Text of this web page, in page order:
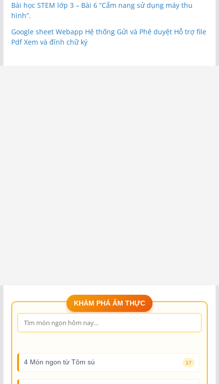
Bài học STEM lớp 3 – Bài 6 “Cẩm nang sử dụng máy thu
hình”.
Google sheet Webapp Hệ thống Gửi và Phê duyệt Hỗ trợ file
Pdf Xem và đính chữ ký
KHÁM PHÁ ẨM THỰC
4 Món ngon từ Tôm sú 17